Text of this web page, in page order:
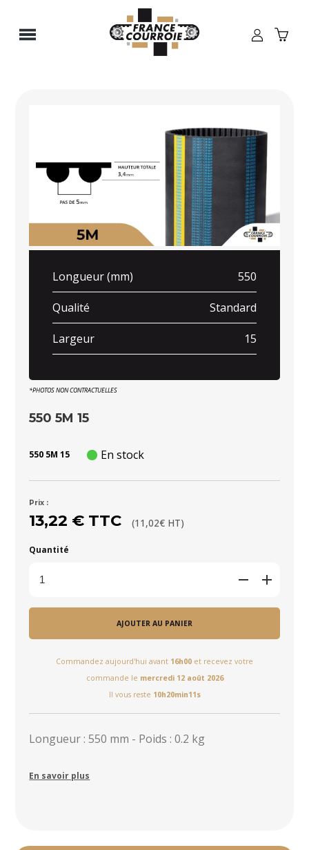
Longueur (mm) 550
Qualité Standard
Largeur 15
*PHOTOS NON CONTRACTUELLES
550 5M 15
550 5M 15 En stock
Prix :
13,22 € TTC (11,02€ HT)
Quantité
AJOUTER AU PANIER
Commandez aujourd'hui avant 16h00 et recevez votre
commande le mercredi 12 août 2026
Il vous reste 10h20min11s
Longueur : 550 mm - Poids : 0.2 kg
En savoir plus
Panneau de gestion des cookies